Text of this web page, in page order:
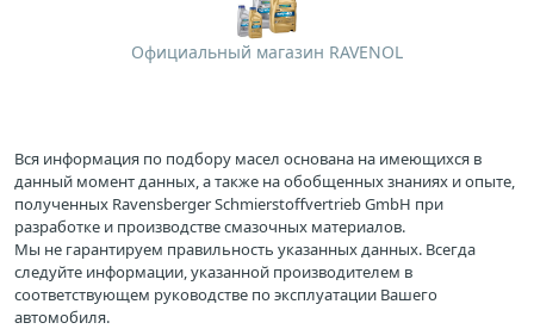
Официальный магазин RAVENOL
Вся информация по подбору масел основана на имеющихся в
данный момент данных, а также на обобщенных знаниях и опыте,
полученных Ravensberger Schmierstoffvertrieb GmbH при
разработке и производстве смазочных материалов.
Мы не гарантируем правильность указанных данных. Всегда
следуйте информации, указанной производителем в
соответствующем руководстве по эксплуатации Вашего
автомобиля.